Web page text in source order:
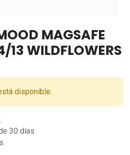
MAGSAFE
13 WILDFLOWERS
disponible.
30 días